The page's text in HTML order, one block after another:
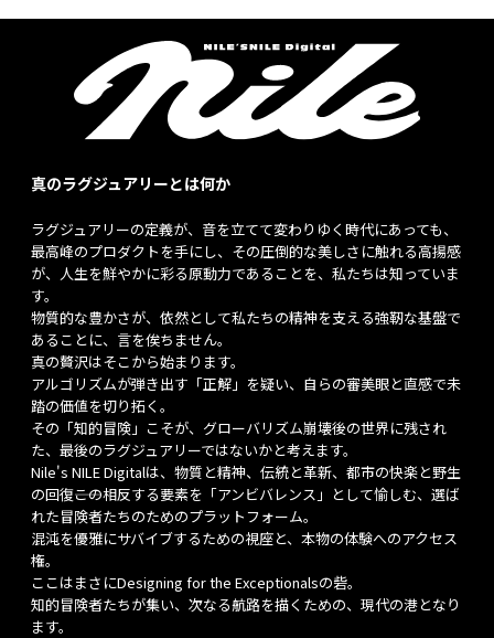
真のラグジュアリーとは何か
ラグジュアリーの定義が、音を立てて変わりゆく時代にあっても、
最高峰のプロダクトを手にし、その圧倒的な美しさに触れる高揚感
が、人生を鮮やかに彩る原動力であることを、私たちは知っていま
す。
物質的な豊かさが、依然として私たちの精神を支える強靭な基盤で
あることに、言を俟ちません。
真の贅沢はそこから始まります。
アルゴリズムが弾き出す「正解」を疑い、自らの審美眼と直感で未
踏の価値を切り拓く。
その「知的冒険」こそが、グローバリズム崩壊後の世界に残され
た、最後のラグジュアリーではないかと考えます。
Nile's NILE Digitalは、物質と精神、伝統と革新、都市の快楽と野生
の回復――この相反する要素を「アンビバレンス」として愉しむ、選ば
れた冒険者たちのためのプラットフォーム。
混沌を優雅にサバイブするための視座と、本物の体験へのアクセス
権。
ここはまさにDesigning for the Exceptionalsの砦。
知的冒険者たちが集い、次なる航路を描くための、現代の港となり
ます。